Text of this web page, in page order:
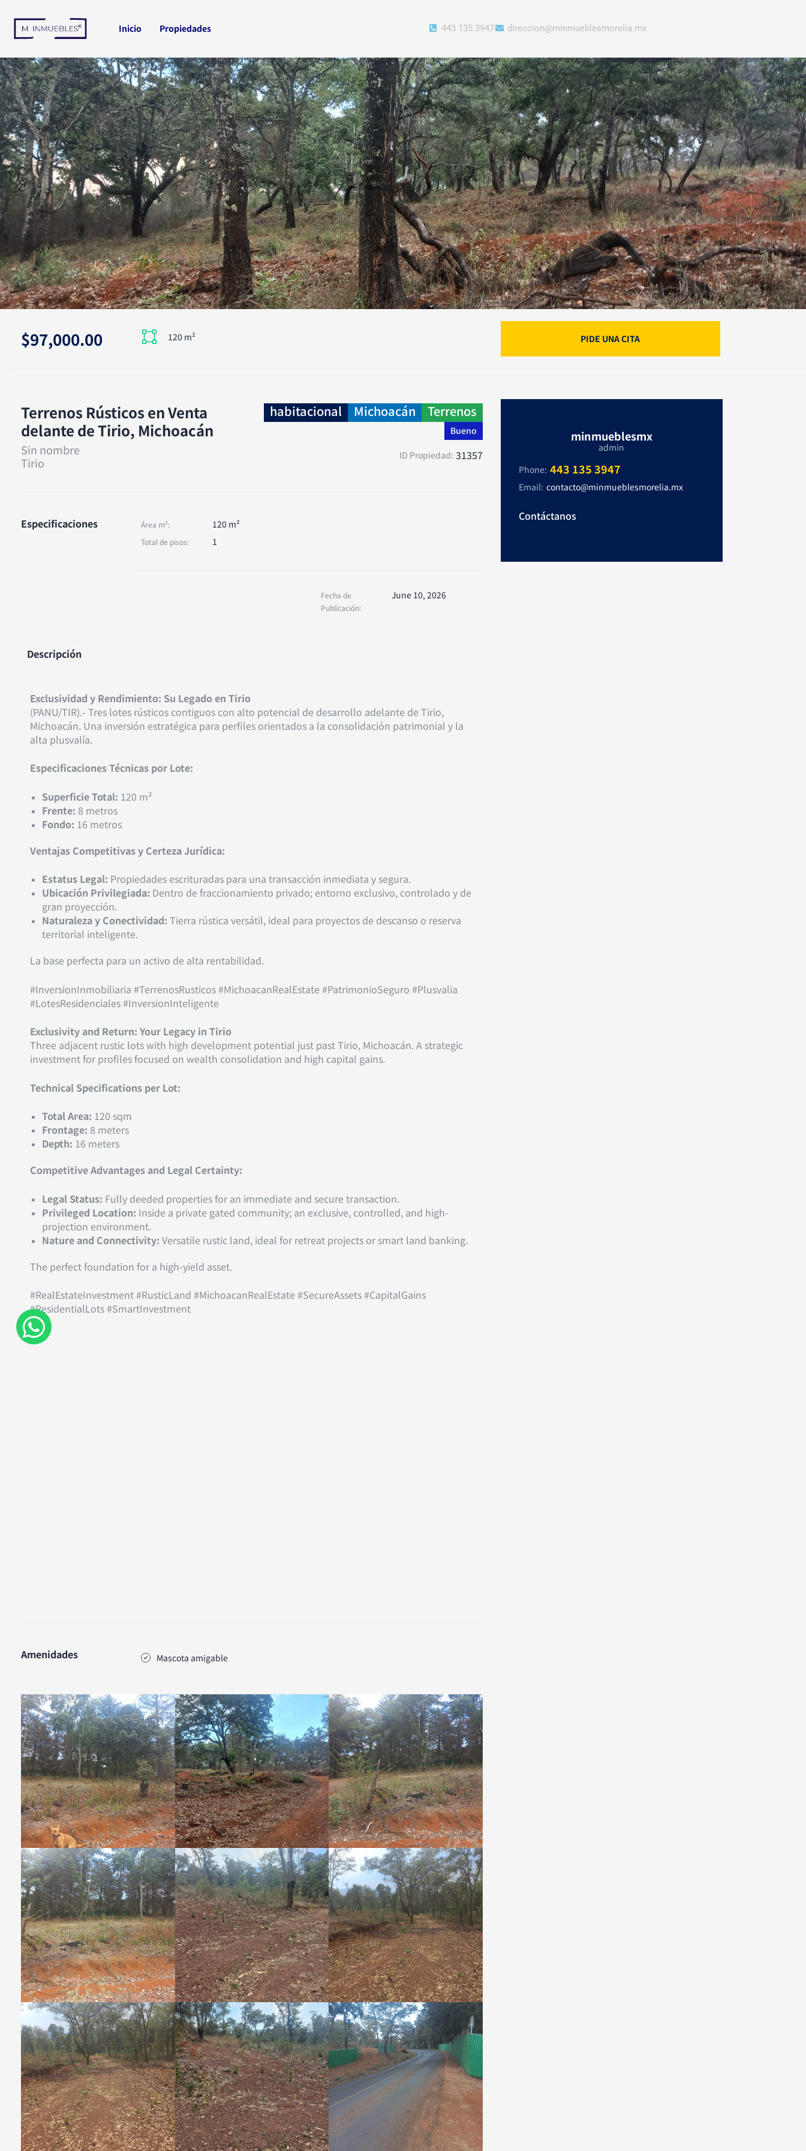
contenido
Inicio Propiedades 443 135 3947 direccion@minmueblesmorelia.mx
W
h
$97,000.00 120 m² PIDE UNA CITA
Terrenos Rústicos en Venta
delante de Tirio, Michoacán
Sin nombre
Tirio
habitacional Michoacán Terrenos
Bueno
ID Propiedad: 31357
Especificaciones Área m²: 120 m²
Total de pisos: 1
Fecha de
Publicación:
June 10, 2026
Descripción
Exclusividad y Rendimiento: Su Legado en Tirio
(PANU/TIR).- Tres lotes rústicos contiguos con alto potencial de desarrollo adelante de Tirio,
Michoacán. Una inversión estratégica para perfiles orientados a la consolidación patrimonial y la
alta plusvalía.
Especificaciones Técnicas por Lote:
Superficie Total: 120 m²
Frente: 8 metros
Fondo: 16 metros
Ventajas Competitivas y Certeza Jurídica:
Estatus Legal: Propiedades escrituradas para una transacción inmediata y segura.
Ubicación Privilegiada: Dentro de fraccionamiento privado; entorno exclusivo, controlado y de
gran proyección.
Naturaleza y Conectividad: Tierra rústica versátil, ideal para proyectos de descanso o reserva
territorial inteligente.
La base perfecta para un activo de alta rentabilidad.
#InversionInmobiliaria #TerrenosRusticos #MichoacanRealEstate #PatrimonioSeguro #Plusvalia
#LotesResidenciales #InversionInteligente
Exclusivity and Return: Your Legacy in Tirio
Three adjacent rustic lots with high development potential just past Tirio, Michoacán. A strategic
investment for profiles focused on wealth consolidation and high capital gains.
Technical Specifications per Lot:
Total Area: 120 sqm
Frontage: 8 meters
Depth: 16 meters
Competitive Advantages and Legal Certainty:
Legal Status: Fully deeded properties for an immediate and secure transaction.
Privileged Location: Inside a private gated community; an exclusive, controlled, and high-
projection environment.
Nature and Connectivity: Versatile rustic land, ideal for retreat projects or smart land banking.
The perfect foundation for a high-yield asset.
#RealEstateInvestment #RusticLand #MichoacanRealEstate #SecureAssets #CapitalGains
#ResidentialLots #SmartInvestment
Amenidades Mascota amigable
minmueblesmx
admin
Phone: 443 135 3947
Email: contacto@minmueblesmorelia.mx
Contáctanos